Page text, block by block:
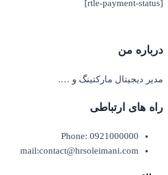
[rtle-payment-status]
درباره من
مدیر دیجیتال مارکتینگ و ….
راه های ارتباطی
Phone: 0921000000
mail:contact@hrsoleimani.com